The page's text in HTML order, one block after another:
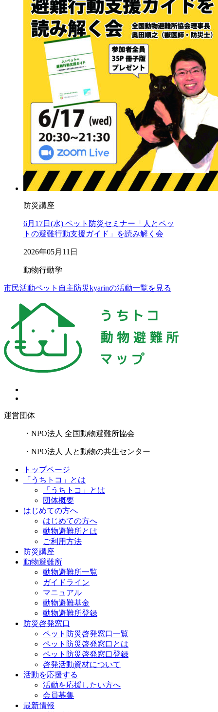
防災講座
6月17日(水) ペット防災セミナー「人とペッ
トの避難行動支援ガイド」を読み解く会
2026年05月11日
動物行動学
市民活動ペット自主防災kyarinの活動一覧を見る
運営団体
・NPO法人 全国動物避難所協会
・NPO法人 人と動物の共生センター
トップページ
「うちトコ」とは
「うちトコ」とは
団体概要
はじめての方へ
はじめての方へ
動物避難所とは
ご利用方法
防災講座
動物避難所
動物避難所一覧
ガイドライン
マニュアル
動物避難基金
動物避難所登録
防災啓発窓口
ペット防災啓発窓口一覧
ペット防災啓発窓口とは
ペット防災啓発窓口登録
啓発活動資材について
活動を応援する
活動を応援したい方へ
会員募集
最新情報